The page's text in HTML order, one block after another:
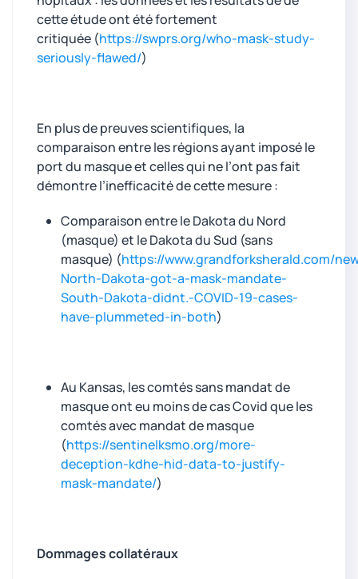
cette étude ont été fortement
critiquée (https://swprs.org/who-mask-study-
seriously-flawed/)
En plus de preuves scientifiques, la
comparaison entre les régions ayant imposé le
port du masque et celles qui ne l’ont pas fait
démontre l’inefficacité de cette mesure :
Comparaison entre le Dakota du Nord
(masque) et le Dakota du Sud (sans
masque) (https://www.grandforksherald.com/
North-Dakota-got-a-mask-mandate-
South-Dakota-didnt.-COVID-19-cases-
have-plummeted-in-both)
Au Kansas, les comtés sans mandat de
masque ont eu moins de cas Covid que les
comtés avec mandat de masque
(https://sentinelksmo.org/more-
deception-kdhe-hid-data-to-justify-
mask-mandate/)
Dommages collatéraux